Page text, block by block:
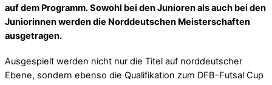
auf dem Programm. Sowohl bei den Junioren als auch bei den
Juniorinnen werden die Norddeutschen Meisterschaften
ausgetragen.
Ausgespielt werden nicht nur die Titel auf norddeutscher
Ebene, sondern ebenso die Qualifikation zum DFB-Futsal Cup